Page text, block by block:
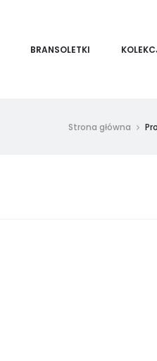
BRANSOLETKI
Strona główna